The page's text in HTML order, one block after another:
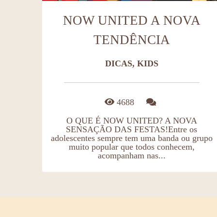
NOW UNITED A NOVA
TENDÊNCIA
DICAS, KIDS
4688
O QUE É NOW UNITED? A NOVA
SENSAÇÃO DAS FESTAS!Entre os
adolescentes sempre tem uma banda ou grupo
muito popular que todos conhecem,
acompanham nas...